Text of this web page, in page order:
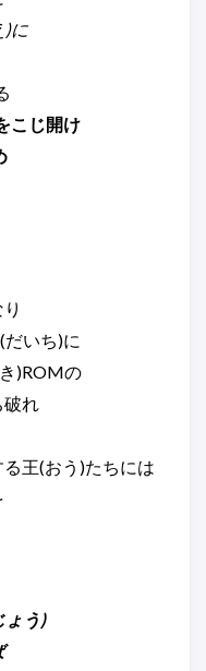
)に
こじ開け
いち)に
)ROMの
破れ
王(おう)たちには
ょう)